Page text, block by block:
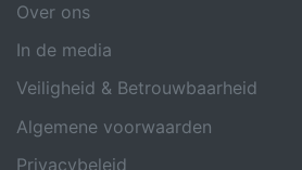
Over ons
In de media
Veiligheid & Betrouwbaarheid
Algemene voorwaarden
Privacybeleid